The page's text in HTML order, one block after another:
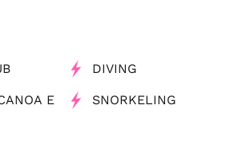
DIVING
E
SNORKELING